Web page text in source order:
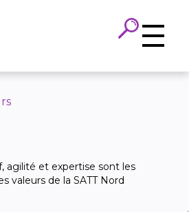
agilité et expertise sont les
valeurs de la SATT Nord